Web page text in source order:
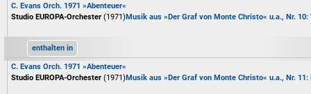
C. Evans Orch. 1971 »Abenteuer«
Studio EUROPA-Orchester (1971)Musik aus »Der Graf von Monte Christo« u.a., Nr. 10:
enthalten in
C. Evans Orch. 1971 »Abenteuer«
Studio EUROPA-Orchester (1971)Musik aus »Der Graf von Monte Christo« u.a., Nr. 11: